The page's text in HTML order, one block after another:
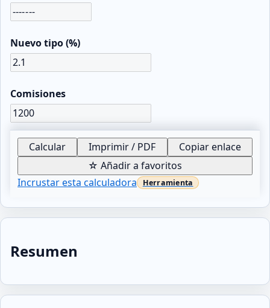
Nuevo tipo (%)
Comisiones
Calcular Imprimir / PDF
Copiar enlace
☆ Añadir a favoritos
Incrustar esta calculadora
Resumen